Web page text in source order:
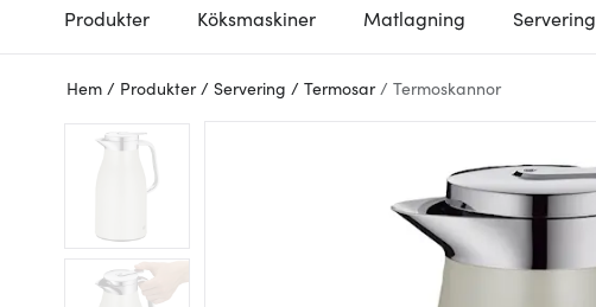
Produkter Köksmaskiner Matlagning Servering
Hem / Produkter / Servering / Termosar / Termoskannor